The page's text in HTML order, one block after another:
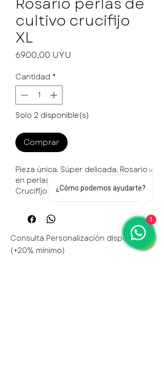
cultivo crucifijo
XL
6900,00 UYU
Cantidad *
Solo 2 disponible(s)
Comprar
Pieza única. Súper delicada. Rosario
en perlas de cultivo grande con
Crucifijo XL edición especial.
Consulta Personalización disponible
(+20% mínimo)
¿Cómo podemos ayudarte?
1